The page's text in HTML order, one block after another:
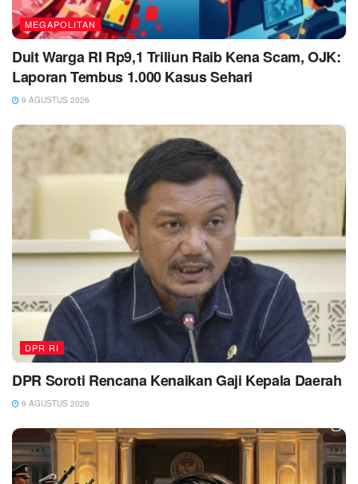
MEGAPOLITAN
Duit Warga RI Rp9,1 Triliun Raib Kena Scam, OJK:
Laporan Tembus 1.000 Kasus Sehari
9 AGUSTUS 2026
DPR RI
DPR Soroti Rencana Kenaikan Gaji Kepala Daerah
9 AGUSTUS 2026